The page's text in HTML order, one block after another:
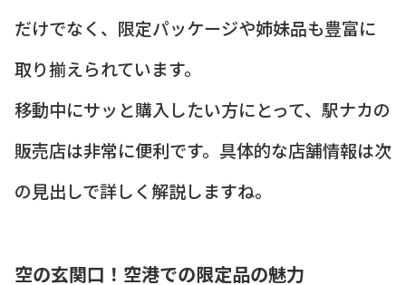
だけでなく、限定パッケージや姉妹品も豊富に
取り揃えられています。
移動中にサッと購入したい方にとって、駅ナカの
販売店は非常に便利です。具体的な店舗情報は次
の見出しで詳しく解説しますね。
空の玄関口！空港での限定品の魅力